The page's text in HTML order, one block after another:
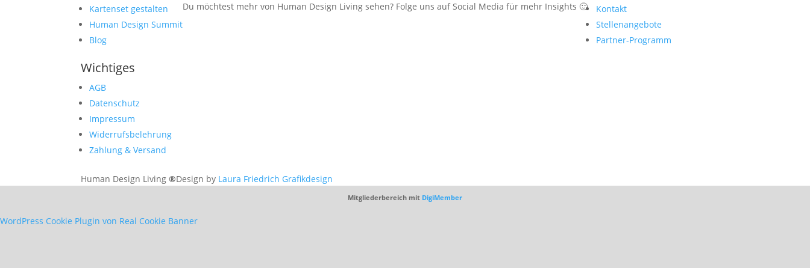
Kartenset gestalten
Human Design Summit
Blog
Du möchtest mehr von Human Design Living sehen? Folge uns auf Social Media für mehr Insights 🙂
Kontakt
Stellenangebote
Partner-Programm
Wichtiges
AGB
Datenschutz
Impressum
Widerrufsbelehrung
Zahlung & Versand
Human Design Living®Design by Laura Friedrich Grafikdesign
Mitgliederbereich mit DigiMember
WordPress Cookie Plugin von Real Cookie Banner